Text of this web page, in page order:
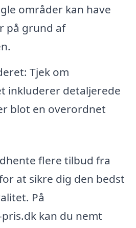
områder kan have
på grund af
Tjek om
inkluderer detaljerede
blot en overordnet
flere tilbud fra
at sikre dig den bedst
På
kan du nemt